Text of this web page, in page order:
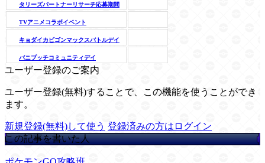
タリーズパートナーリサーチ応募期間
TVアニメコラボイベント
キョダイカビゴンマックスバトルデイ
バニプッチコミュニティデイ
ユーザー登録のご案内
ユーザー登録(無料)することで、この機能を使うことができ
ます。
新規登録(無料)して使う 登録済みの方はログイン
この記事を書いた人